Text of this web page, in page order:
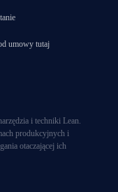
umowy tutaj
i techniki Lean.
produkcyjnych i
otaczającej ich